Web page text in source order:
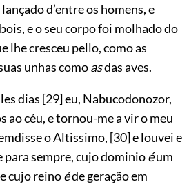
d’entre os homens, e
e o seu corpo foi molhado do
lhe cresceu pello, como as
unhas comoasdas aves.
dias [29]eu, Nabucodonozor,
ao céu, e tornou-me a vir o meu
o Altissimo, [30]e louvei e
sempre, cujo dominioéum
cujo reinoéde geração em